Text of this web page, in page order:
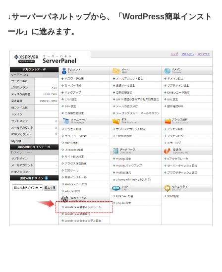
↓サーバーパネルトップから、「WordPress簡単インスト
ール」に進みます。